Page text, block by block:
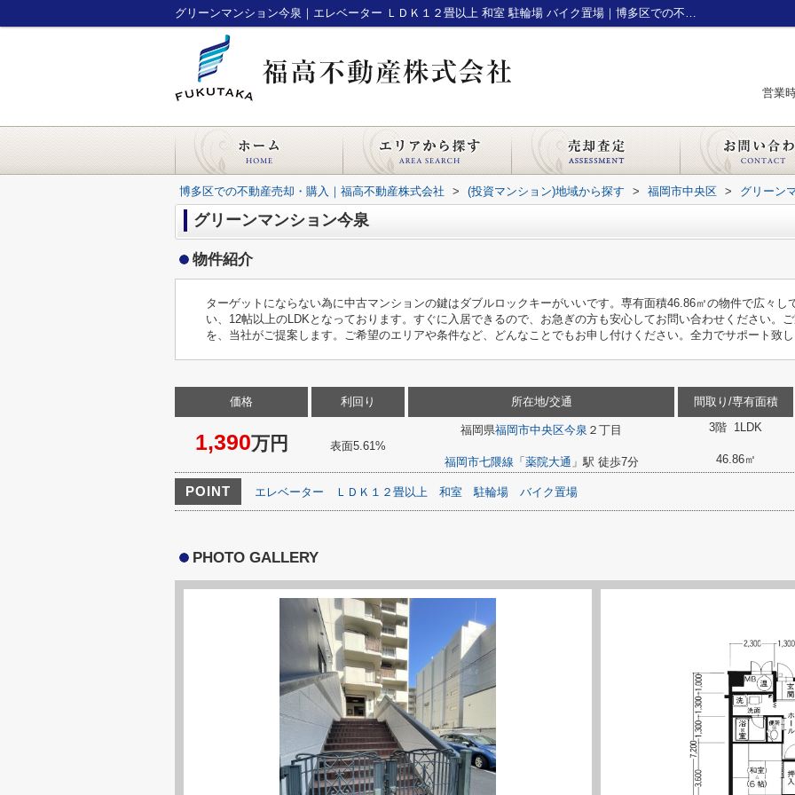
グリーンマンション今泉｜エレベーター ＬＤＫ１２畳以上 和室 駐輪場 バイク置場｜博多区での不動産売却・購入｜福高不動産株式会社
営業
博多区での不動産売却・購入｜福高不動産株式会社 > (投資マンション)地域から探す > 福岡市中央区 > グリーン
グリーンマンション今泉
物件紹介
ターゲットにならない為に中古マンションの鍵はダブルロックキーがいいです。専有面積46.86㎡の物件で広々し
い、12帖以上のLDKとなっております。すぐに入居できるので、お急ぎの方も安心してお問い合わせください。
を、当社がご提案します。ご希望のエリアや条件など、どんなことでもお申し付けください。全力でサポート致
価格
1,390万円
利回り
表面5.61%
所在地/交通
福岡県福岡市中央区今泉 ２丁目
福岡市七隈線 「 薬院大通 」駅 徒歩7分
間取り/専有面積
3階 1LDK
46.86㎡
POINT エレベーター ＬＤＫ１２畳以上 和室 駐輪場 バイク置場
PHOTO GALLERY